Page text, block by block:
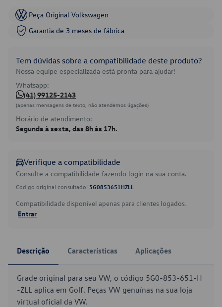
Peça Original Volkswagen
Garantia de 3 meses de fábrica
Tem dúvidas sobre a compatibilidade deste produto?
Nossa equipe especializada está pronta para ajudar!
Whatsapp:
(41) 99125-2143
(apenas mensagens de texto, não atendemos ligações)
Horário de atendimento:
Segunda à sexta, das 8h às 17h.
Verifique a compatibilidade
Consulte a compatibilidade fazendo login na sua conta.
Código original consultado: 5G0853651HZLL
Compatibilidade disponível apenas para clientes logados.
Entrar
Descrição Características Aplicações
Grade original para seu VW, o código 5G0-853-651-H
-ZLL aplica em Golf. Peças VW genuínas na sua loja
virtual oficial da VW.